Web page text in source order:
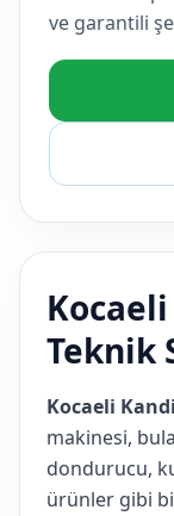
ve garantili
Teknik
Kocaeli
makinesi,
dondurucu,
ürünler gibi